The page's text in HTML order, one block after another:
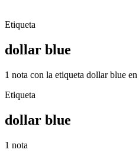
Etiqueta
dollar blue
1 nota con la etiqueta dollar blue
Etiqueta
dollar blue
1 nota